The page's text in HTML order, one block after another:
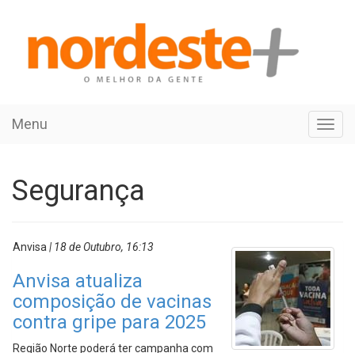
Menu
Segurança
Anvisa | 18 de Outubro, 16:13
Anvisa atualiza
composição de vacinas
contra gripe para 2025
Região Norte poderá ter campanha com